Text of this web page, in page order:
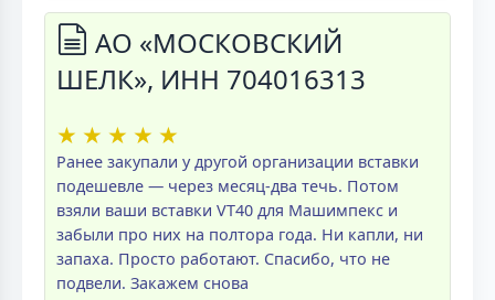
АО «МОСКОВСКИЙ
ШЕЛК», ИНН 704016313
★ ★ ★ ★ ★
Ранее закупали у другой организации вставки
подешевле — через месяц-два течь. Потом
взяли ваши вставки VT40 для Машимпекс и
забыли про них на полтора года. Ни капли, ни
запаха. Просто работают. Спасибо, что не
подвели. Закажем снова